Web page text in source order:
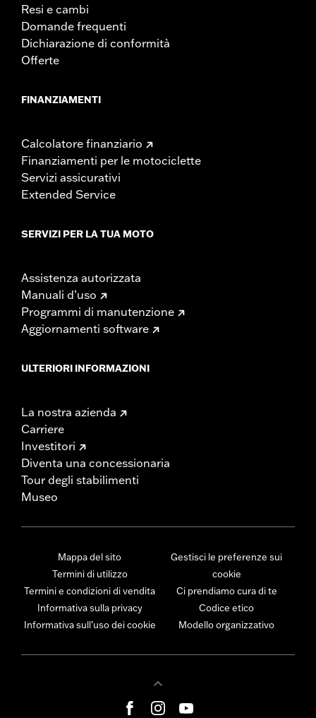
Resi e cambi
Domande frequenti
Dichiarazione di conformità
Offerte
FINANZIAMENTI
Calcolatore finanziario
Finanziamenti per le motociclette
Servizi assicurativi
Extended Service
SERVIZI PER LA TUA MOTO
Assistenza autorizzata
Manuali d’uso
Programmi di manutenzione
Aggiornamenti software
ULTERIORI INFORMAZIONI
La nostra azienda
Carriere
Investitori
Diventa una concessionaria
Tour degli stabilimenti
Museo
Mappa del sito
Termini di utilizzo
Termini e condizioni di vendita
Informativa sulla privacy
Informativa sull’uso dei cookie
Gestisci le preferenze sui
cookie
Ci prendiamo cura di te
Codice etico
Modello organizzativo